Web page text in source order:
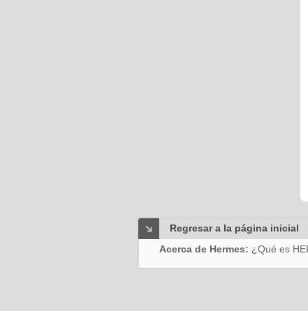
Regresar a la página inicial
Acerca de Hermes: ¿Qué es